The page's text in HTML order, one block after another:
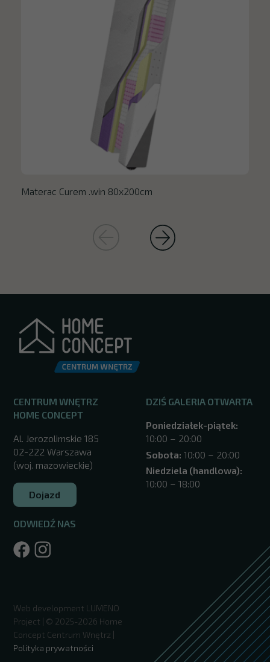
Materac Curem .win 80x200cm
CENTRUM WNĘTRZ
HOME CONCEPT
Al. Jerozolimskie 185
02-222 Warszawa
(woj. mazowieckie)
Dojazd
ODWIEDŹ NAS
DZIŚ GALERIA OTWARTA
Poniedziałek-piątek:
10:00 – 20:00
Sobota: 10:00 – 20:00
Niedziela (handlowa):
10:00 – 18:00
Web development LUMENO
Project | © 2025-2026 Home
Concept Centrum Wnętrz |
Polityka prywatności